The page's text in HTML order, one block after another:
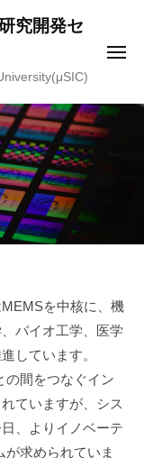
究開発セ
メ
を中核に、機
バイオ工学、医学
しています。
の間をつなぐイン
ていますが、シス
、よりイノベーテ
が求められていま